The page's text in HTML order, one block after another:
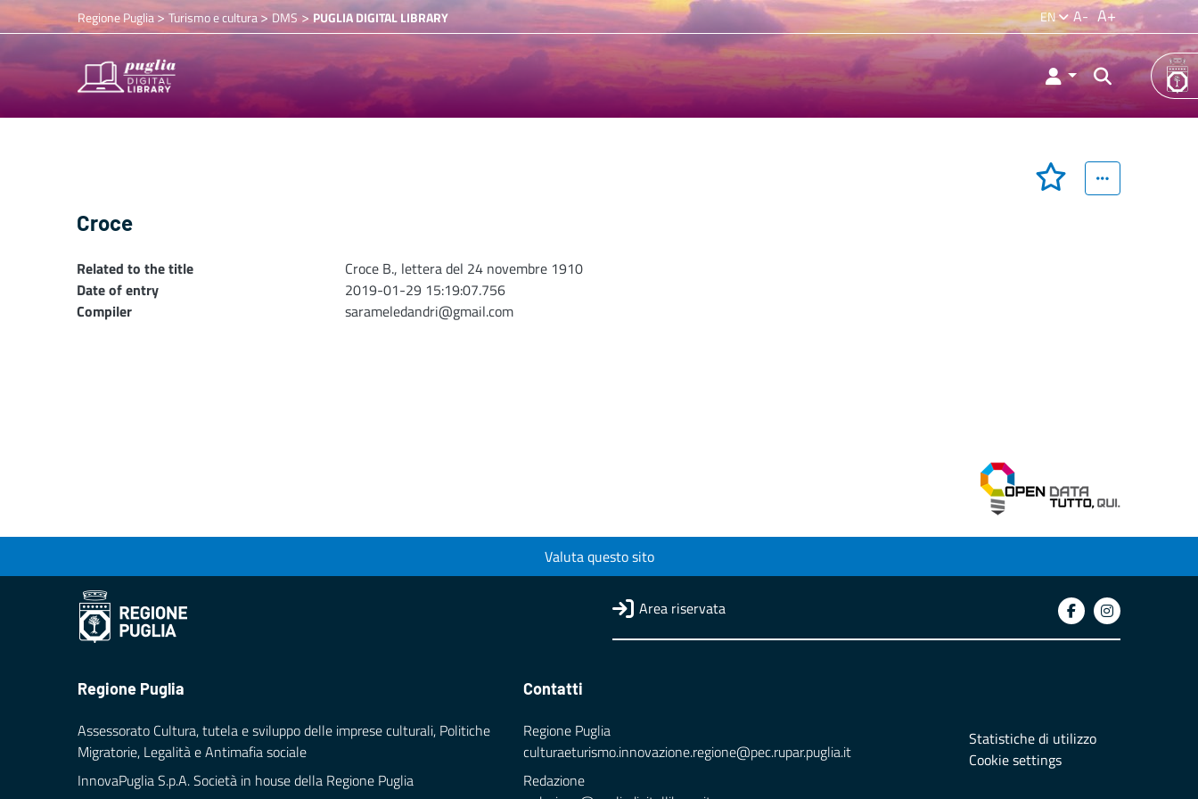
Regione Puglia> Turismo e cultura>DMS > PUGLIA DIGITAL LIBRARY EN A- A+
Croce
Related to the title
Croce B., lettera del 24 novembre 1910
Date of entry
2019-01-29 15:19:07.756
Compiler
sarameledandri@gmail.com
Valuta questo sito
Area riservata
Regione Puglia
Assessorato Cultura, tutela e sviluppo delle imprese culturali, Politiche
Migratorie, Legalità e Antimafia sociale
InnovaPuglia S.p.A. Società in house della Regione Puglia
Contatti
Regione Puglia
culturaeturismo.innovazione.regione@pec.rupar.puglia.it
Redazione
Statistiche di utilizzo
Cookie settings